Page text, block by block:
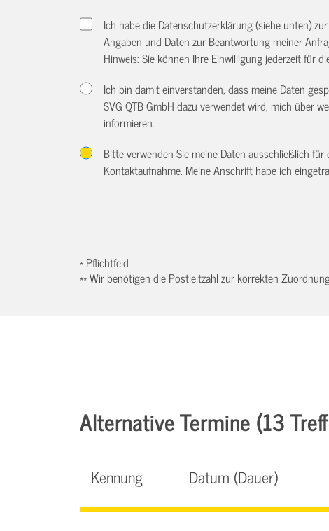
Ich habe die Datenschutzerklärung (siehe unten)
Angaben und Daten zur Beantwortung meiner
Hinweis: Sie können Ihre Einwilligung jederzeit für
Ich bin damit einverstanden, dass meine Daten
SVG QTB GmbH dazu verwendet wird, mich über
informieren.
Bitte verwenden Sie meine Daten ausschließlich
Kontaktaufnahme. Meine Anschrift habe ich
* Pflichtfeld
** Wir benötigen die Postleitzahl zur korrekten
Alternative Termine (13
Kennung Datum (Dauer)